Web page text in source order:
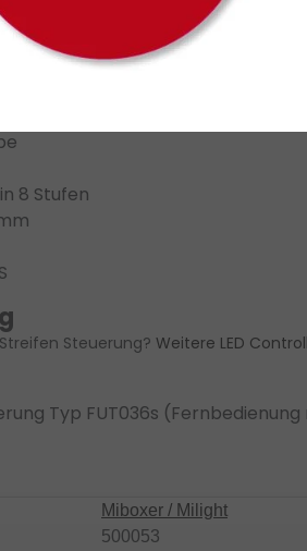
steuerbar (8-Zonen-
ausgeschaltet werden
über mehrere Zonen laufen
WLAN-Modul erforderlich)
mit dem Miboxer WLAN-
8 Stufen
Steuerung? Weitere LED
Typ FUT036s
Miboxer / Milight
500053